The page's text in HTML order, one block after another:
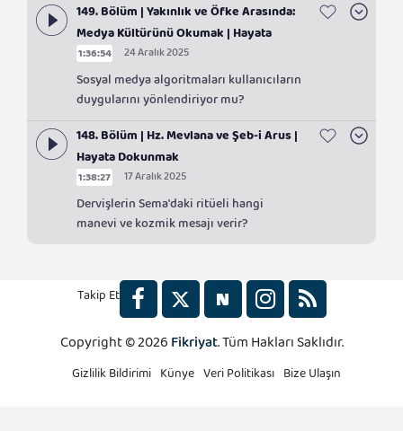
149. Bölüm | Yakınlık ve Öfke Arasında:
Medya Kültürünü Okumak | Hayata
Dokunmak
1:36:54 24 Aralık 2025
Sosyal medya algoritmaları kullanıcıların
duygularını yönlendiriyor mu?
148. Bölüm | Hz. Mevlana ve Şeb-i Arus |
Hayata Dokunmak
1:38:27 17 Aralık 2025
Dervişlerin Sema'daki ritüeli hangi
manevi ve kozmik mesajı verir?
Takip Et
Copyright © 2026Fikriyat. Tüm Hakları Saklıdır.
Gizlilik Bildirimi Künye Veri Politikası Bize Ulaşın
2x